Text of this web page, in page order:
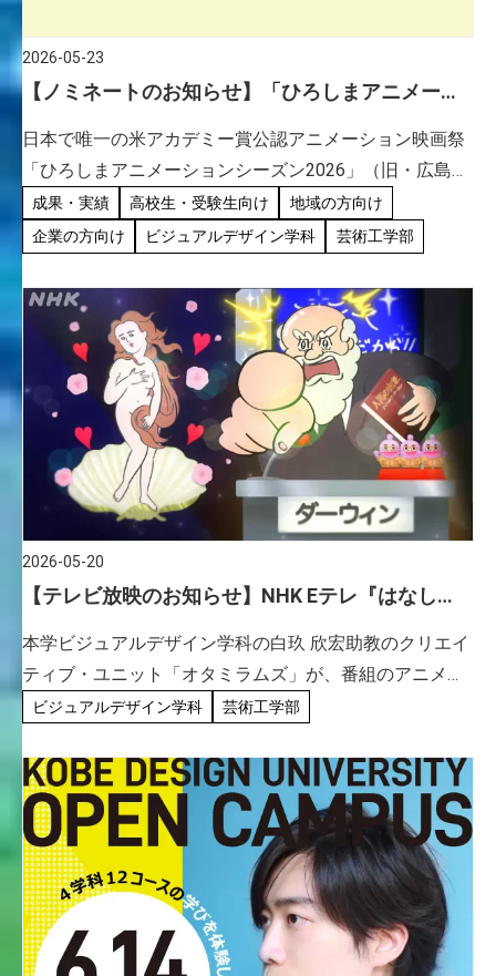
2026-05-23
【ノミネートのお知らせ】「ひろしまアニメー
玖助教
日本で唯一の米アカデミー賞公認アニメーション映画祭
「ひろしまアニメーションシーズン2026」（旧・広島国
際アニメーションフェスティバル）の「日本招待作品コ
ンペティション」に、ビジュアルデザイン学科の白玖助
成果・実績 高校生・受験生向け
地域の方向け
企業の方向け
ビジュアルデザイン学科 芸術工学部
2026-05-20
【テレビ放映のお知らせ】NHK Eテレ『はなし
ン学科 白玖欣宏 助教
本学ビジュアルデザイン学科の白玖 欣宏助教のクリエイ
ティブ・ユニット「オタミラムズ」が、番組のアニメー
ション・コーナーを担当する、NHK Eテレ『はなしちゃ
22:30 […]
ビジュアルデザイン学科 芸術工学部